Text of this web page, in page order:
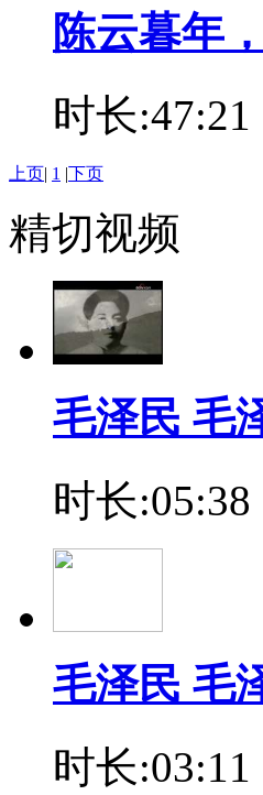
陈云暮年
时长:47:21
上页| 1 |下页
精切视频
毛泽民 毛
时长:05:38
毛泽民 毛
时长:03:11